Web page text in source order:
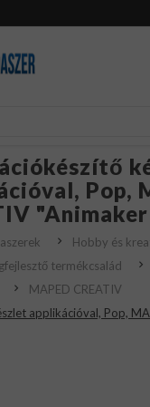
Pop,
Hobby és
termékcsalád
MAPED CREATIV
applikációval, Pop,